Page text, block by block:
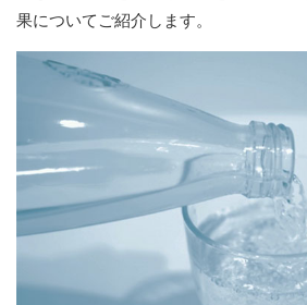
果についてご紹介します。